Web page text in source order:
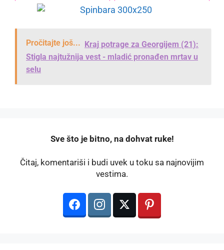
Pročitajte još...
Kraj potrage za Georgijem (21):
Stigla najtužnija vest - mladić pronađen mrtav u
selu
️Sve što je bitno, na dohvat ruke!
Čitaj, komentariši i budi uvek u toku sa najnovijim
vestima.